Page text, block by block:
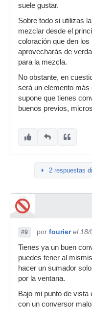
suele gustar.
Sobre todo si utilizas
mezclar desde el
coloración que den
aprovecharás de
para la mezcla.
No obstante, en
será un elemento más
supone que tienes
buenos previos,
2 respuestas
#9 por fourier el 18/
Tienes ya un buen
puedes tener al
hacer un sumador
por la ventana.
Bajo mi punto de
con un conversor